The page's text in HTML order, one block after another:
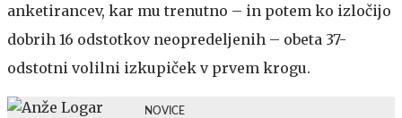
anketirancev, kar mu trenutno – in potem ko izločijo
dobrih 16 odstotkov neopredeljenih – obeta 37-
odstotni volilni izkupiček v prvem krogu.
NOVICE